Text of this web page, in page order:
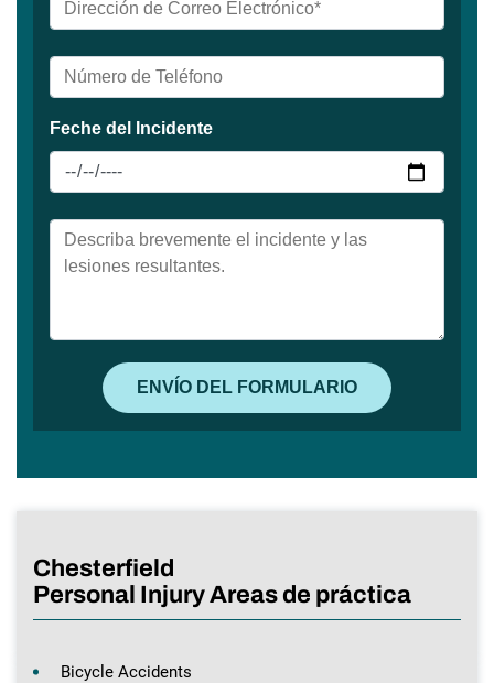
Chesterfield
Personal Injury Areas de práctica
Bicycle Accidents